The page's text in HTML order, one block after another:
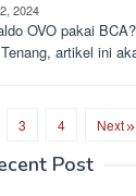
2024
OVO pakai
artikel ini
3 4 Next
Post